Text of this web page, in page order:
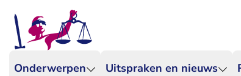
Onderwerpen Uitspraken en nieuws